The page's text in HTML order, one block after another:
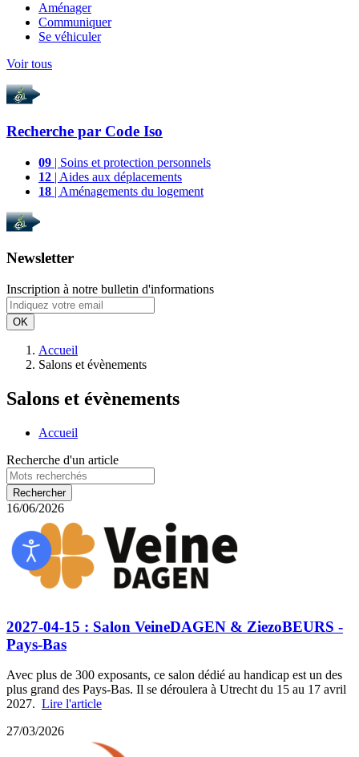
Aménager
Communiquer
Se véhiculer
Voir tous
Recherche par Code Iso
09 | Soins et protection personnels
12 | Aides aux déplacements
18 | Aménagements du logement
Newsletter
Inscription à notre bulletin d'informations
OK
Accueil
Salons et évènements
Salons et évènements
Accueil
Recherche d'un article
16/06/2026
2027-04-15 : Salon VeineDAGEN & ZiezoBEURS -
Pays-Bas
Avec plus de 300 exposants, ce salon dédié au handicap est un des
plus grand des Pays-Bas. Il se déroulera à Utrecht du 15 au 17 avril
2027. Lire l'article
27/03/2026